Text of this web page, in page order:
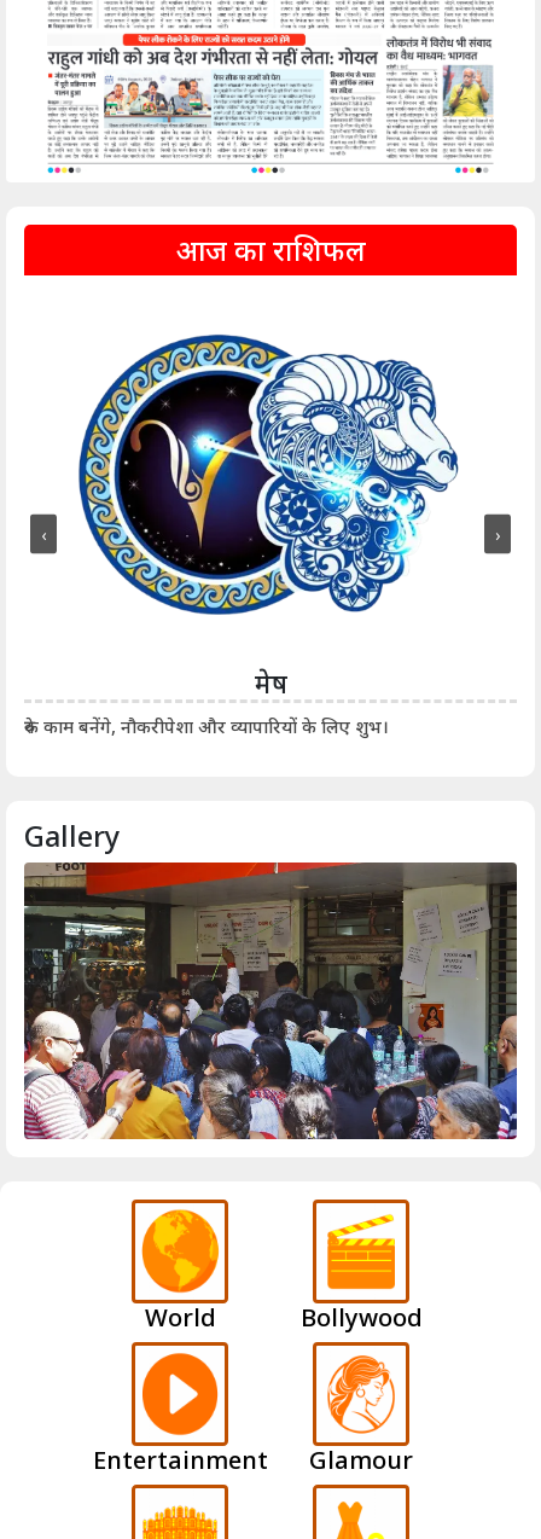
आज का राशिफल
मेष
रुके काम बनेंगे, नौकरीपेशा और व्यापारियों के लिए शुभ।
‹ ›
Gallery
World Bollywood
Entertainment Glamour